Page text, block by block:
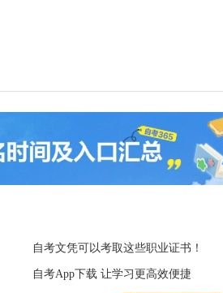
自考文凭可以考取这些职业证书！
自考App下载 让学习更高效便捷